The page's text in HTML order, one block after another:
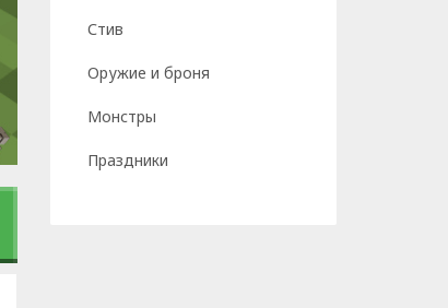
Стив
Оружие и броня
Монстры
Праздники